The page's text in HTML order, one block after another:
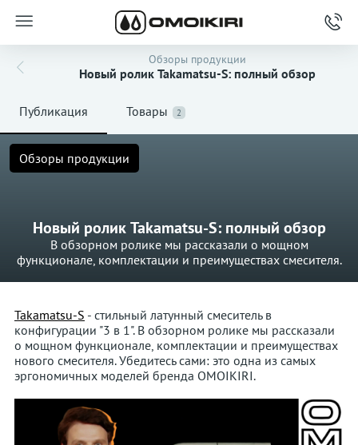
Обзоры продукции
Новый ролик Takamatsu-S: полный обзор
Публикация Товары 2
Новый ролик Takamatsu-S: полный обзор
В обзорном ролике мы рассказали о мощном
функционале, комплектации и преимуществах смесителя.
Обзоры продукции
Takamatsu-S - стильный латунный смеситель в
конфигурации "3 в 1". В обзорном ролике мы рассказали
о мощном функционале, комплектации и преимуществах
нового смесителя. Убедитесь сами: это одна из самых
эргономичных моделей бренда OMOIKIRI.